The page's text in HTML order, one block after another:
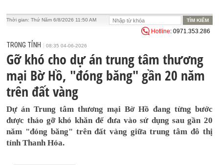
Thời gian:Thứ Năm 6/8/2026 11:50 AM
Hotline: 0971.353.286
TRONG TỈNH 08:35 04-06-2026
Gỡ khó cho dự án trung tâm thương
mại Bờ Hồ, "đóng băng" gần 20 năm
trên đất vàng
Dự án Trung tâm thương mại Bờ Hồ đang từng bước
được tháo gỡ khó khăn để đưa vào sử dụng sau gần 20
năm "đóng băng" trên đất vàng giữa trung tâm đô thị
tỉnh Thanh Hóa.